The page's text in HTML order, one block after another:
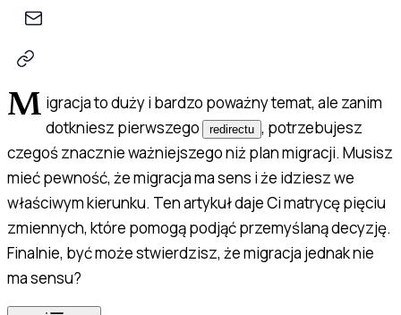
M igracja to duży i bardzo poważny temat, ale zanim
dotkniesz pierwszego redirectu , potrzebujesz
czegoś znacznie ważniejszego niż plan migracji. Musisz
mieć pewność, że migracja ma sens i że idziesz we
właściwym kierunku. Ten artykuł daje Ci matrycę pięciu
zmiennych, które pomogą podjąć przemyślaną decyzję.
Finalnie, być może stwierdzisz, że migracja jednak nie
ma sensu?